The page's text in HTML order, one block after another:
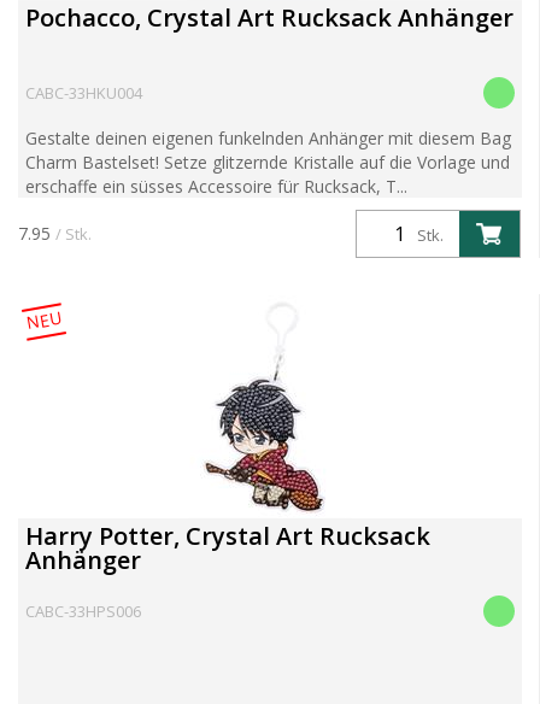
Pochacco, Crystal Art Rucksack Anhänger
CABC-33HKU004
Gestalte deinen eigenen funkelnden Anhänger mit diesem Bag
Charm Bastelset! Setze glitzernde Kristalle auf die Vorlage und
erschaffe ein süsses Accessoire für Rucksack, T...
Stk.
7.95 / Stk.
NEU
Harry Potter, Crystal Art Rucksack
Anhänger
CABC-33HPS006